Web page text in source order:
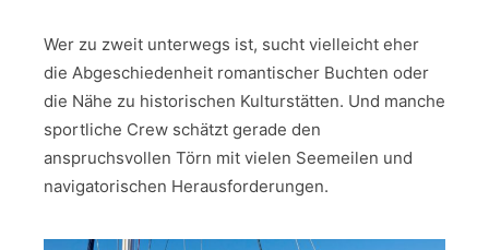
Wer zu zweit unterwegs ist, sucht vielleicht eher
die Abgeschiedenheit romantischer Buchten oder
die Nähe zu historischen Kulturstätten. Und manche
sportliche Crew schätzt gerade den
anspruchsvollen Törn mit vielen Seemeilen und
navigatorischen Herausforderungen.